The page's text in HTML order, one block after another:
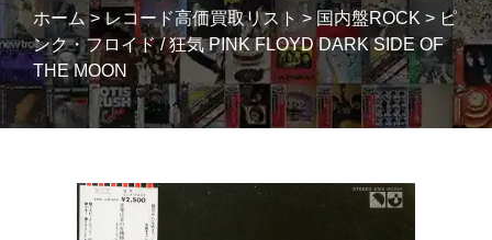
ホーム> レコード高価買取リスト > 国内盤ROCK > ピ
ンク・フロイド / 狂気 PINK FLOYD DARK SIDE OF
THE MOON